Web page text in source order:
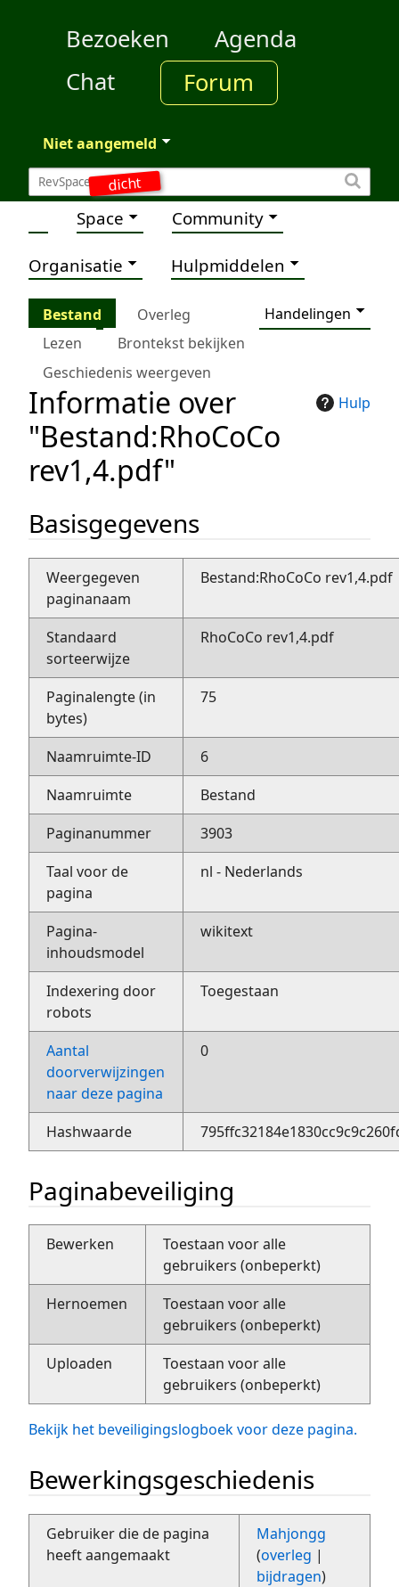
dicht
Bezoeken
Agenda
Chat
Forum
Niet aangemeld
Space Community
Organisatie Hulpmiddelen
Bestand Overleg
Handelingen
Lezen
Brontekst bekijken
Geschiedenis weergeven
Hulp
Informatie over
"Bestand:RhoCoCo
rev1,4.pdf"
Basisgegevens
Weergegeven
paginanaam
Bestand:RhoCoCo rev1,4.pdf
Standaard
sorteerwijze
RhoCoCo rev1,4.pdf
Paginalengte (in
bytes)
75
Naamruimte-ID
6
Naamruimte
Bestand
Paginanummer
3903
Taal voor de
pagina
nl - Nederlands
Pagina-
inhoudsmodel
wikitext
Indexering door
robots
Toegestaan
Aantal
doorverwijzingen
naar deze pagina
0
Hashwaarde
Paginabeveiliging
Bewerken
Toestaan voor alle
gebruikers (onbeperkt)
Hernoemen
Toestaan voor alle
gebruikers (onbeperkt)
Uploaden
Toestaan voor alle
gebruikers (onbeperkt)
Bekijk het beveiligingslogboek voor deze pagina.
Bewerkingsgeschiedenis
Gebruiker die de pagina
heeft aangemaakt
Mahjongg
(overleg |
bijdragen)